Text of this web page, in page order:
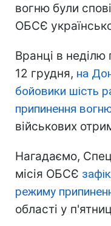
вогню були
ОБСЄ
Вранці в
12 грудня, на
бойовики шість
припинення
військових
Нагадаємо,
місія ОБСЄ
режиму
області у